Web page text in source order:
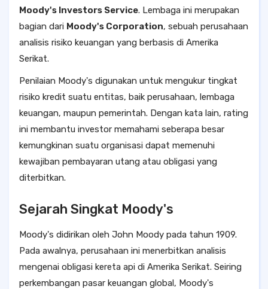
Moody's Investors Service. Lembaga ini merupakan
bagian dari Moody's Corporation, sebuah perusahaan
analisis risiko keuangan yang berbasis di Amerika
Serikat.
Penilaian Moody's digunakan untuk mengukur tingkat
risiko kredit suatu entitas, baik perusahaan, lembaga
keuangan, maupun pemerintah. Dengan kata lain, rating
ini membantu investor memahami seberapa besar
kemungkinan suatu organisasi dapat memenuhi
kewajiban pembayaran utang atau obligasi yang
diterbitkan.
Sejarah Singkat Moody's
Moody's didirikan oleh John Moody pada tahun 1909.
Pada awalnya, perusahaan ini menerbitkan analisis
mengenai obligasi kereta api di Amerika Serikat. Seiring
perkembangan pasar keuangan global, Moody's